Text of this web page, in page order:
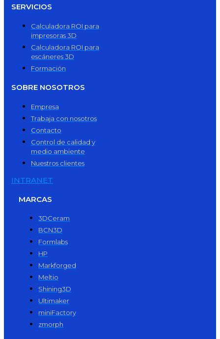
SERVICIOS
Calculadora ROI para
impresoras 3D
Calculadora ROI para
escáneres 3D
Formación
SOBRE NOSOTROS
Empresa
Trabaja con nosotros
Contacto
Control de calidad y
medio ambiente
Nuestros clientes
INTRANET
MARCAS
3DCeram
BCN3D
Formlabs
HP
Markforged
Meltio
Shining3D
Ultimaker
miniFactory
zmorph